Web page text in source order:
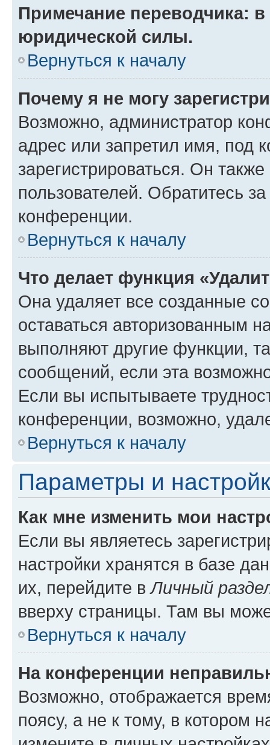
Примечание переводчика:
юридической силы.
Вернуться к началу
Почему я не могу
Возможно, администратор
адрес или запретил имя, под
зарегистрироваться. Он
пользователей. Обратитесь
конференции.
Вернуться к началу
Что делает функция
Она удаляет все созданные
оставаться авторизованным
выполняют другие функции,
сообщений, если эта
Если вы испытываете
конференции, возможно,
Вернуться к началу
Параметры и
Как мне изменить мои
Если вы являетесь
настройки хранятся в базе
их, перейдите вЛичный
вверху страницы. Там вы
Вернуться к началу
На конференции
Возможно, отображается
поясу, а не к тому, в котором